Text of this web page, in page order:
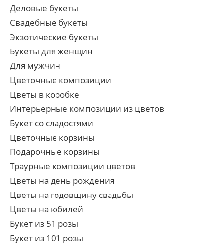
Деловые букеты
Свадебные букеты
Экзотические букеты
Букеты для женщин
Для мужчин
Цветочные композиции
Цветы в коробке
Интерьерные композиции из цветов
Букет со сладостями
Цветочные корзины
Подарочные корзины
Траурные композиции цветов
Цветы на день рождения
Цветы на годовщину свадьбы
Цветы на юбилей
Букет из 51 розы
Букет из 101 розы